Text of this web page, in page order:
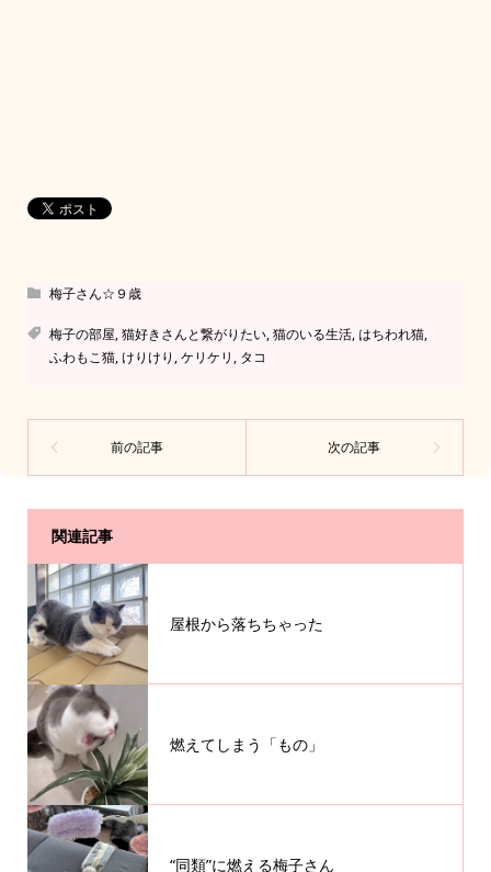
梅子さん☆９歳
梅子の部屋,猫好きさんと繋がりたい,猫のいる生活,はちわれ猫,
ふわもこ猫, けりけり,ケリケリ, タコ
関連記事
屋根から落ちちゃった
燃えてしまう「もの」
“同類”に燃える梅子さん